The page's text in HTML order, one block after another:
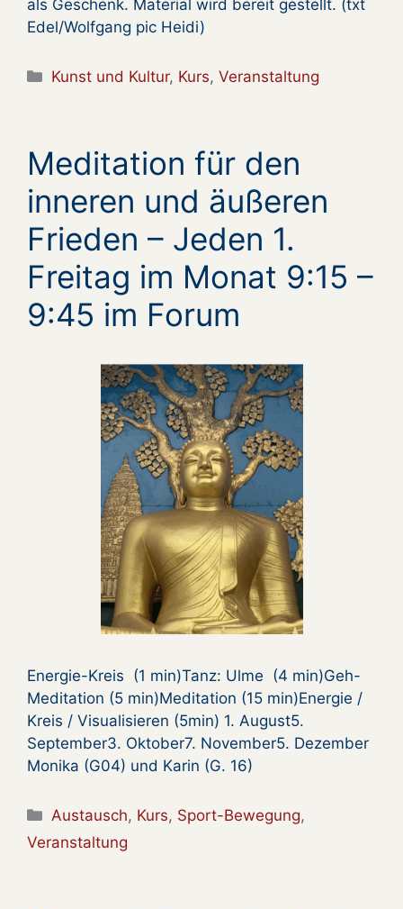
als Geschenk. Material wird bereit gestellt. (txt
Edel/Wolfgang pic Heidi)
Kategorien
Kunst und Kultur, Kurs,Veranstaltung
Meditation für den
inneren und äußeren
Frieden – Jeden 1.
Freitag im Monat 9:15 –
9:45 im Forum
Energie-Kreis (1 min)Tanz: Ulme (4 min)Geh-
Meditation (5 min)Meditation (15 min)Energie /
Kreis / Visualisieren (5min) 1. August5.
September3. Oktober7. November5. Dezember
Monika (G04) und Karin (G. 16)
Kategorien
Austausch, Kurs, Sport-Bewegung,
Veranstaltung